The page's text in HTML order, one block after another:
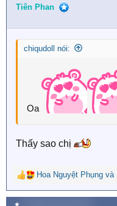
i
n
s
Tiên Phan
chiqudoll nói:
Oa
Thấy sao chị
R
e
a
Hoa Nguyệt Phụng và
★